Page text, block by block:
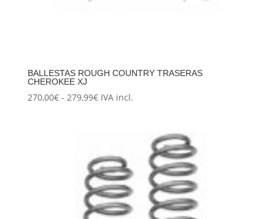
BALLESTAS ROUGH COUNTRY TRASERAS
CHEROKEE XJ
270,00€ - 279,99€Rango
270,00€
hasta
279,99€
IVA incl.